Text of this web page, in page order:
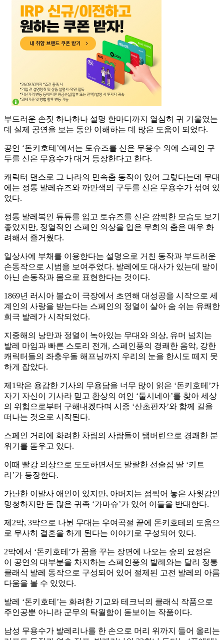
부드러운 손짓 하나하나 설명 한마디까지 열심히 귀 기울였는
데 실제 공연을 보는 동안 이해하는 데 많은 도움이 되었다.
공연 ‘돈키호테’에서는 토슈즈를 신은 무용수 외에 스페인 구
두를 신은 무용수가 대거 등장한다고 한다.
캐릭터 댄스로 그 나라의 민속춤 동작이 있어 그렇다는데 무대
에는 정통 발레슈즈와 까만색의 구두를 신은 무용수가 섞여 있
었다.
정통 발레복인 튜튜를 입고 토슈즈를 신은 깜찍한 모습도 보기
좋았지만, 정열적인 스페인 의상을 입은 무희의 춤은 매우 화
려해서 즐거웠다.
일상사에 부채를 이용한다는 설명으로 거친 동작과 부드러운
손동작으로 시범을 보여주었다. 발레에도 대사가 있는데 말이
아닌 손동작과 몸으로 표현한다는 것이다.
1869년 러시아 볼쇼이 극장에서 초연해 대성공을 시작으로 세
계인의 사랑을 받는다는 스페인의 정열이 살아 숨 쉬는 유쾌한
희극 발레가 시작되었다.
지중해의 낭만과 정열이 녹아있는 무대와 의상, 유머 넘치는
발레 마임과 빠른 스토리 전개, 스페인풍의 경쾌한 음악, 강한
캐릭터들의 좌충우돌 해프닝까지 우리의 눈을 한시도 떼지 못
하게 잡았다.
제1막은 용감한 기사의 무용담을 너무 많이 읽은 ‘돈키호테’가
자기 자신이 기사라 믿고 환상의 여인 ‘둘시네아’를 찾아 세상
의 위험으로부터 구해내겠다며 시종 ‘산초판자’와 함께 길을
떠나는 것으로 시작된다.
스페인 거리에 화려한 차림의 사람들이 탬버린으로 경쾌한 분
위기를 돋우고 있다.
이때 빨강 의상으로 도도하면서도 발랄한 선술집 딸 ‘키트
리’가 등장한다.
가난한 이발사 애인이 있지만, 아버지는 점찍어 놓은 사윗감인
멍청하지만 돈 많은 귀족 ‘가마슈’가 있어 이들을 반대한다.
제2막, 3막으로 나뉜 무대는 우여곡절 끝에 돈키호테의 도움으
로 무사히 결혼을 하게 된다는 이야기로 구성되어 있다.
2막에서 ‘돈키호테’가 꿈을 꾸는 장면에 나오는 숲의 요정은
이 공연의 대부분을 차지하는 스페인풍의 발레와는 달리 정통
클래식 발레 동작으로 구성되어 있어 절제된 고전 발레의 아름
다움을 볼 수 있었다.
발레 ‘돈키호테’는 화려한 기교와 테크닉의 클래식 작품으로
주인공뿐 아니라 군무의 탁월함이 돋보이는 작품이다.
남성 무용수가 발레리나를 한 손으로 머리 위까지 들어 올리는